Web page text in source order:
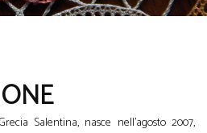
Salentina, nasce nell’agosto 2007,